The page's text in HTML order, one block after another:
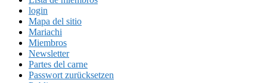
login
Mapa del sitio
Mariachi
Miembros
Newsletter
Partes del carne
Passwort zurücksetzen